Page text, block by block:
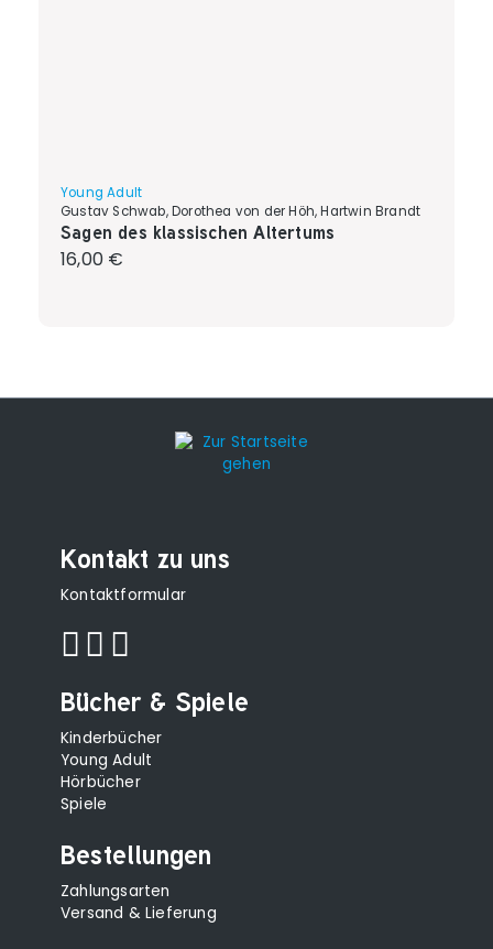
Young Adult
Gustav Schwab, Dorothea von der Höh, Hartwin Brandt
Sagen des klassischen Altertums
Regulärer Preis:
16,00 €
Kontakt zu uns
Kontaktformular
Bücher & Spiele
Kinderbücher
Young Adult
Hörbücher
Spiele
Bestellungen
Zahlungsarten
Versand & Lieferung